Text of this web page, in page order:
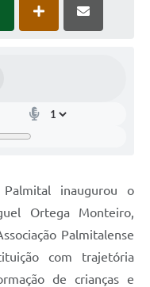
inaugurou o
Ortega Monteiro,
Palmitalense
com trajetória
de crianças e